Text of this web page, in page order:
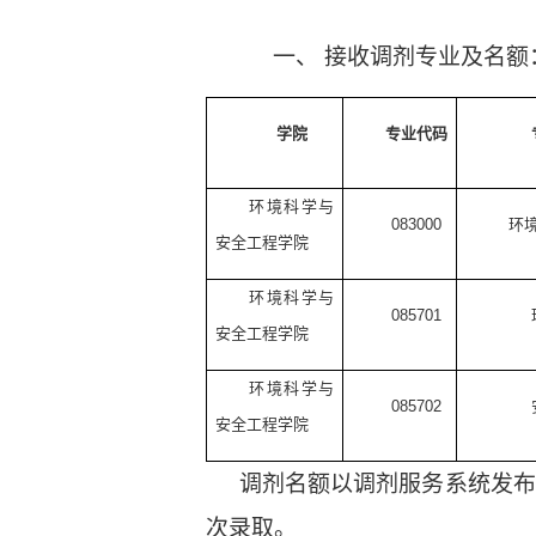
一、 接收调剂专业及名额
学院 专业代码
环境科学与
安全工程学院
083000 环
环境科学与
安全工程学院
085701
环境科学与
安全工程学院
085702
调剂名额以调剂服务系统发
次录取。